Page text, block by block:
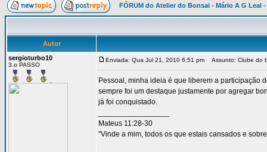
FÓRUM do Atelier do Bonsai - Mário A G Leal
Autor
sergioturbo10
3.o PASSO
Enviada: Qua Jul 21, 2010 6:51 pm Assunto: Clube do
Pessoal, minha ideia é que liberem a participação
sempre foi um destaque justamente por agregar
já foi conquistado.
Mateus 11:28-30
"Vinde a mim, todos os que estais cansados e